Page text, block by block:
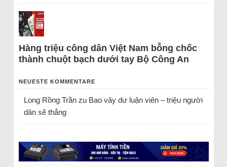
Hàng triệu công dân Việt Nam bỗng chốc
thành chuột bạch dưới tay Bộ Công An
NEUESTE KOMMENTARE
Long Rồng Trầnzu Bao vây dư luận viên – triệu người
dân sẽ thắng